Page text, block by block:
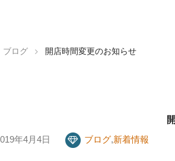
ブログ 開店時間変更のお知らせ
年4月4日
ブログ,新着情報